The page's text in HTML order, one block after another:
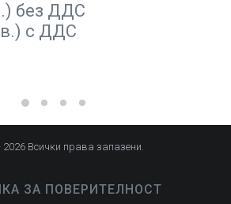
без ДДС
с ДДС
Всички права запазени.
ЗА ПОВЕРИТЕЛНОСТ